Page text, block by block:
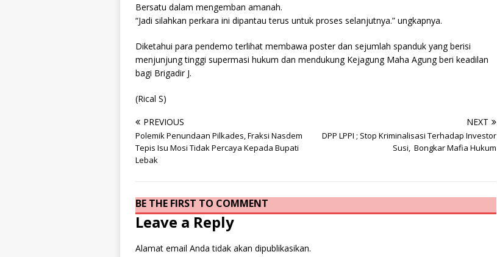
Bersatu dalam mengemban amanah.
“Jadi silahkan perkara ini dipantau terus untuk proses selanjutnya.” ungkapnya.
Diketahui para pendemo terlihat membawa poster dan sejumlah spanduk yang berisi
menjunjung tinggi supermasi hukum dan mendukung Kejagung Maha Agung beri keadilan
bagi Brigadir J.
(Rical S)
PREVIOUS
Polemik Penundaan Pilkades, Fraksi Nasdem
Tepis Isu Mosi Tidak Percaya Kepada Bupati
Lebak
NEXT
DPP LPPI ; Stop Kriminalisasi Terhadap Investor
Susi, Bongkar Mafia Hukum
BE THE FIRST TO COMMENT
Leave a Reply
Alamat email Anda tidak akan dipublikasikan.